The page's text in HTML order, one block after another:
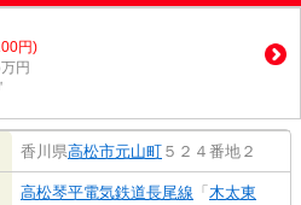
円)
円
香川県高松市元山町 ５２４番地２
高松琴平電気鉄道長尾線 「 木太東